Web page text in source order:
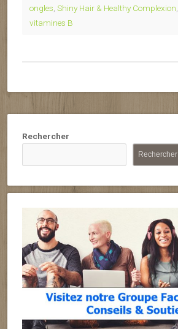
ongles Shiny Hair & Healthy Complexion
vitamines B
Rechercher
Rechercher